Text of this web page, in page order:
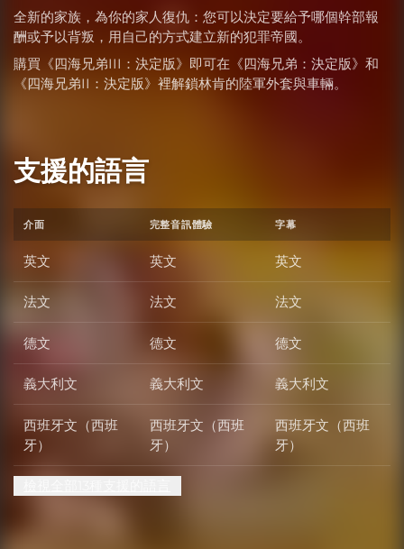
全新的家族，為你的家人復仇：您可以決定要給予哪個幹部報
酬或予以背叛，用自己的方式建立新的犯罪帝國。
購買《四海兄弟III：決定版》即可在《四海兄弟：決定版》和
《四海兄弟II：決定版》裡解鎖林肯的陸軍外套與車輛。
支援的語言
介面 完整音訊體驗 字幕
英文 英文 英文
法文 法文 法文
德文 德文 德文
義大利文 義大利文 義大利文
西班牙文（西班
牙）
西班牙文（西班
牙）
西班牙文（西班
牙）